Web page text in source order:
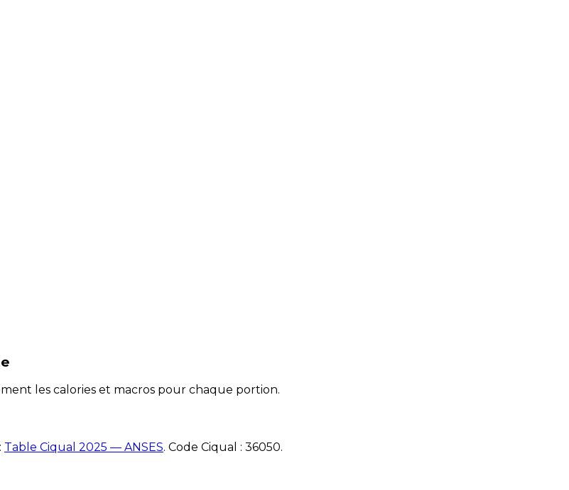
les calories et macros pour chaque portion.
Table Ciqual 2025 — ANSES. Code Ciqual : 36050.